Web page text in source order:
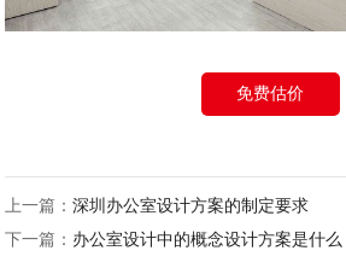
免费估价
上一篇：深圳办公室设计方案的制定要求
下一篇： 办公室设计中的概念设计方案是什么